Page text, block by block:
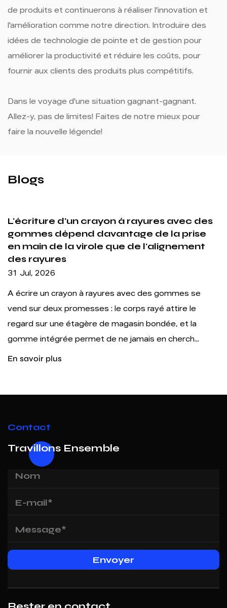
de produits et continuerons à réaliser l'innovation et
l'amélioration comme notre direction. Introduire des
idées de technologie de pointe et de gestion pour
améliorer la productivité et réduire les coûts, pour
fournir aux clients des produits plus compétitifs.
Dans le voyage d'une situation gagnant-gagnant.
Allez-y, pas de limites! Faites de notre mieux pour
faire la nouvelle légende!
Blogs
des
se
le
la
Les crayons de couleur en bois à
extrémité résolvent un problème
transport mais créent un
structurel
24 Jul, 2026
Livres à colorier. Carnets de croquis. Projets
artistiques en classe. Illustration
Partout où la couleur touche le papier,
un crayon. Un crayon de couleur bois ...
En savoir plus
Contact
Travillons Ensemble